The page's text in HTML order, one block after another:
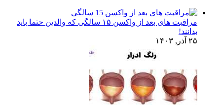
مراقبت های بعد از واکسن ۱۵ سالگی که والدین حتما باید
بدانند!
۲۵ آذر, ۱۴۰۳